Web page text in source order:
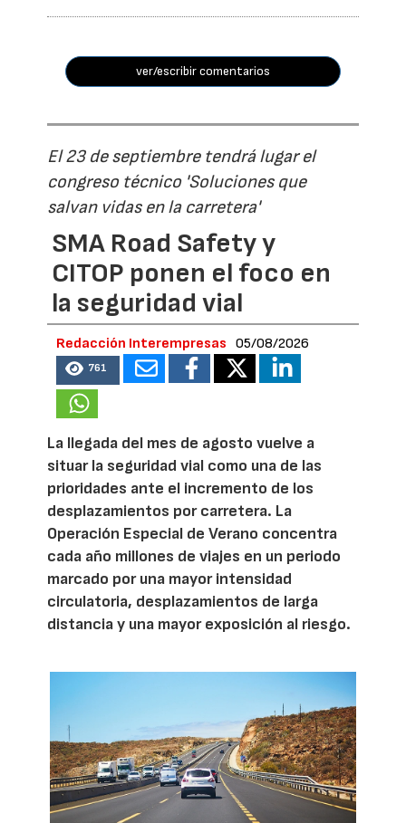
ver/escribir comentarios
El 23 de septiembre tendrá lugar el
congreso técnico 'Soluciones que
salvan vidas en la carretera'
SMA Road Safety y
CITOP ponen el foco en
la seguridad vial
Redacción Interempresas 05/08/2026
761
La llegada del mes de agosto vuelve a
situar la seguridad vial como una de las
prioridades ante el incremento de los
desplazamientos por carretera. La
Operación Especial de Verano concentra
cada año millones de viajes en un periodo
marcado por una mayor intensidad
circulatoria, desplazamientos de larga
distancia y una mayor exposición al riesgo.